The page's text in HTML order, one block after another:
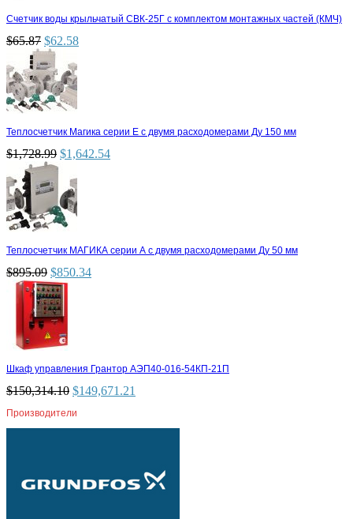
Счетчик воды крыльчатый СВК-25Г с комплектом монтажных частей (КМЧ)
$65.87 $62.58
Теплосчетчик Магика серии Е с двумя расходомерами Ду 150 мм
$1,728.99 $1,642.54
Теплосчетчик МАГИКА серии А с двумя расходомерами Ду 50 мм
$895.09 $850.34
Шкаф управления Грантор АЭП40-016-54КП-21П
$150,314.10 $149,671.21
Производители